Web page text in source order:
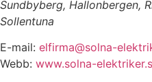
Sundbyberg, Hallonbergen,
Sollentuna
E-mail: elfirma@solna-
Webb: www.solna-